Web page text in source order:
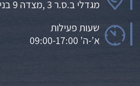
מגדלי ב.ס.ר 3 ,מצדה 9 בני ברק
שעות פעילות
א’-ה’ 09:00-17:00